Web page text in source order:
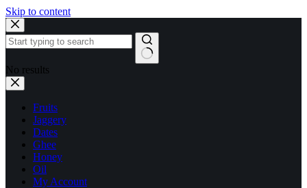
Skip to content
No results
Fruits
Jaggery
Dates
Ghee
Honey
Oil
My Account